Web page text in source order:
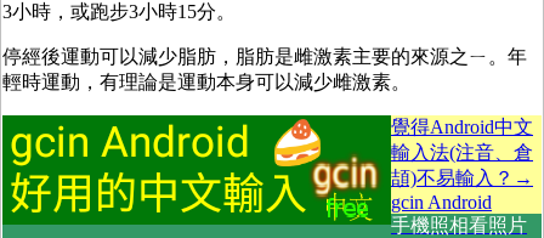
3小時，或跑步3小時15分。
停經後運動可以減少脂肪，脂肪是雌激素主要的來源之ㄧ。年
輕時運動，有理論是運動本身可以減少雌激素。
覺得Android中文
輸入法(注音、倉
頡)不易輸入？→
gcin Android
手機照相看照片